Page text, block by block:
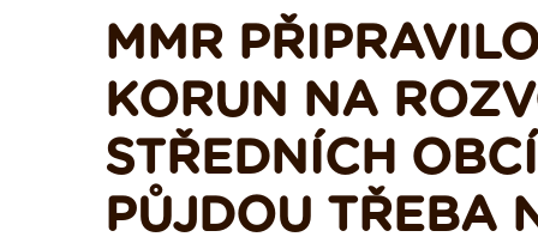
MMR
KORUN NA
STŘEDNÍCH
PŮJDOU TŘEBA